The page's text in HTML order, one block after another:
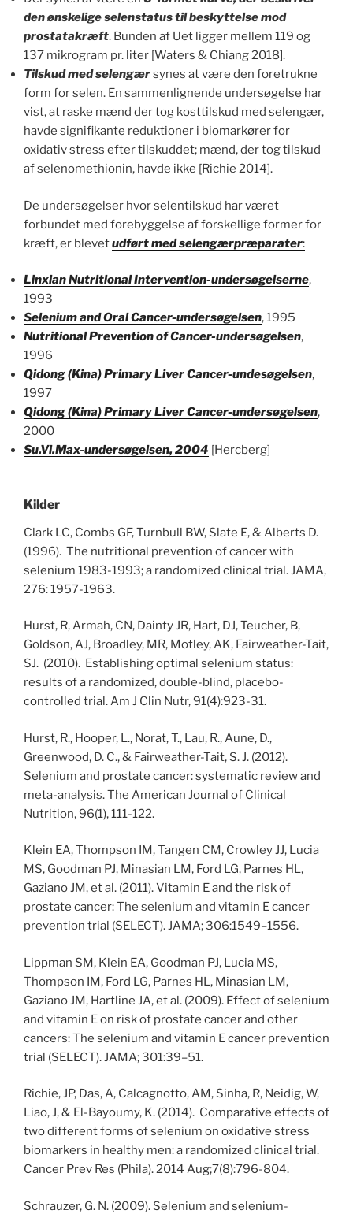
den ønskelige selenstatus til beskyttelse mod
prostatakræft. Bunden af Uet ligger mellem 119 og
137 mikrogram pr. liter [Waters & Chiang 2018].
Tilskud med selengærsynes at være den foretrukne
form for selen. En sammenlignende undersøgelse har
vist, at raske mænd der tog kosttilskud med selengær,
havde signifikante reduktioner i biomarkører for
oxidativ stress efter tilskuddet; mænd, der tog tilskud
af selenomethionin, havde ikke [Richie 2014].
De undersøgelser hvor selentilskud har været
forbundet med forebyggelse af forskellige former for
kræft, er blevetudført med selengærpræparater:
Linxian Nutritional Intervention-undersøgelserne,
1993
Selenium and Oral Cancer-undersøgelsen, 1995
Nutritional Prevention of Cancer-undersøgelsen,
1996
Qidong (Kina) Primary Liver Cancer-undesøgelsen,
1997
Qidong (Kina) Primary Liver Cancer-undersøgelsen,
2000
Su.Vi.Max-undersøgelsen, 2004 [Hercberg]
Kilder
Clark LC, Combs GF, Turnbull BW, Slate E, & Alberts D.
(1996). The nutritional prevention of cancer with
selenium 1983-1993; a randomized clinical trial. JAMA,
276: 1957-1963.
Hurst, R, Armah, CN, Dainty JR, Hart, DJ, Teucher, B,
Goldson, AJ, Broadley, MR, Motley, AK, Fairweather-Tait,
SJ. (2010). Establishing optimal selenium status:
results of a randomized, double-blind, placebo-
controlled trial. Am J Clin Nutr, 91(4):923-31.
Hurst, R., Hooper, L., Norat, T., Lau, R., Aune, D.,
Greenwood, D. C., & Fairweather-Tait, S. J. (2012).
Selenium and prostate cancer: systematic review and
meta-analysis. The American Journal of Clinical
Nutrition, 96(1), 111-122.
Klein EA, Thompson IM, Tangen CM, Crowley JJ, Lucia
MS, Goodman PJ, Minasian LM, Ford LG, Parnes HL,
Gaziano JM, et al. (2011). Vitamin E and the risk of
prostate cancer: The selenium and vitamin E cancer
prevention trial (SELECT). JAMA; 306:1549–1556.
Lippman SM, Klein EA, Goodman PJ, Lucia MS,
Thompson IM, Ford LG, Parnes HL, Minasian LM,
Gaziano JM, Hartline JA, et al. (2009). Effect of selenium
and vitamin E on risk of prostate cancer and other
cancers: The selenium and vitamin E cancer prevention
trial (SELECT). JAMA; 301:39–51.
Richie, JP, Das, A, Calcagnotto, AM, Sinha, R, Neidig, W,
Liao, J, & El-Bayoumy, K. (2014). Comparative effects of
two different forms of selenium on oxidative stress
biomarkers in healthy men: a randomized clinical trial.
Cancer Prev Res (Phila). 2014 Aug;7(8):796-804.
Schrauzer, G. N. (2009). Selenium and selenium-